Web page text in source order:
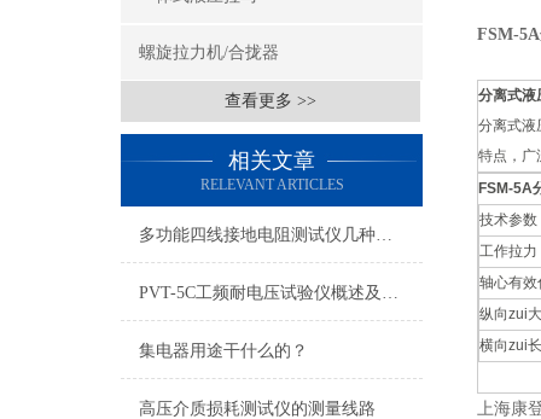
螺旋拉力机/合拢器
查看更多 >>
相关文章
RELEVANT ARTICLES
多功能四线接地电阻测试仪几种测试方法
PVT-5C工频耐电压试验仪概述及特点
集电器用途干什么的？
高压介质损耗测试仪的测量线路
FSM-
分离式液
分离式液
特点，广
FSM-5A
技术参数
工作拉力
轴心有
纵向zui
横向zui
上海康